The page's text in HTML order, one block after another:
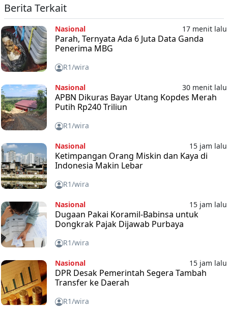
Berita Terkait
Nasional 17 menit lalu
Parah, Ternyata Ada 6 Juta Data Ganda
Penerima MBG
R1/wira
Nasional 30 menit lalu
APBN Dikuras Bayar Utang Kopdes Merah
Putih Rp240 Triliun
R1/wira
Nasional 15 jam lalu
Ketimpangan Orang Miskin dan Kaya di
Indonesia Makin Lebar
R1/wira
Nasional 15 jam lalu
Dugaan Pakai Koramil-Babinsa untuk
Dongkrak Pajak Dijawab Purbaya
R1/wira
Nasional 15 jam lalu
DPR Desak Pemerintah Segera Tambah
Transfer ke Daerah
R1/wira